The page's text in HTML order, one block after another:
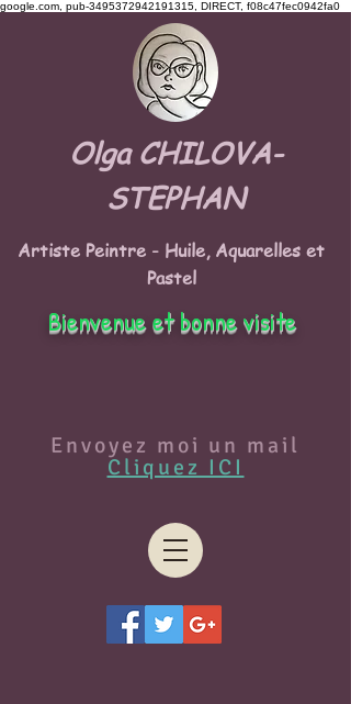
google.com, pub-3495372942191315, DIRECT, f08c47fec0942fa0
Olga CHILOVA-
STEPHAN
Artiste Peintre - Huile, Aquarelles et
Pastel
Envoyez moi un mail
Cliquez ICI
Bienvenue et bonne visite